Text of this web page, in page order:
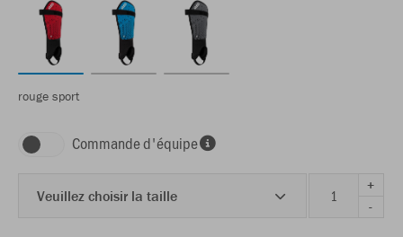
rouge sport
Commande d'équipe
Veuillez choisir la taille
+
-